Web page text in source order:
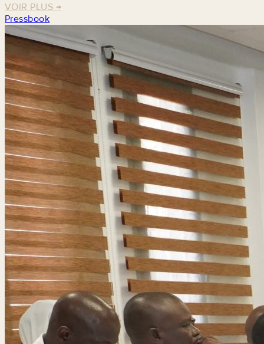
VOIR PLUS →
Pressbook